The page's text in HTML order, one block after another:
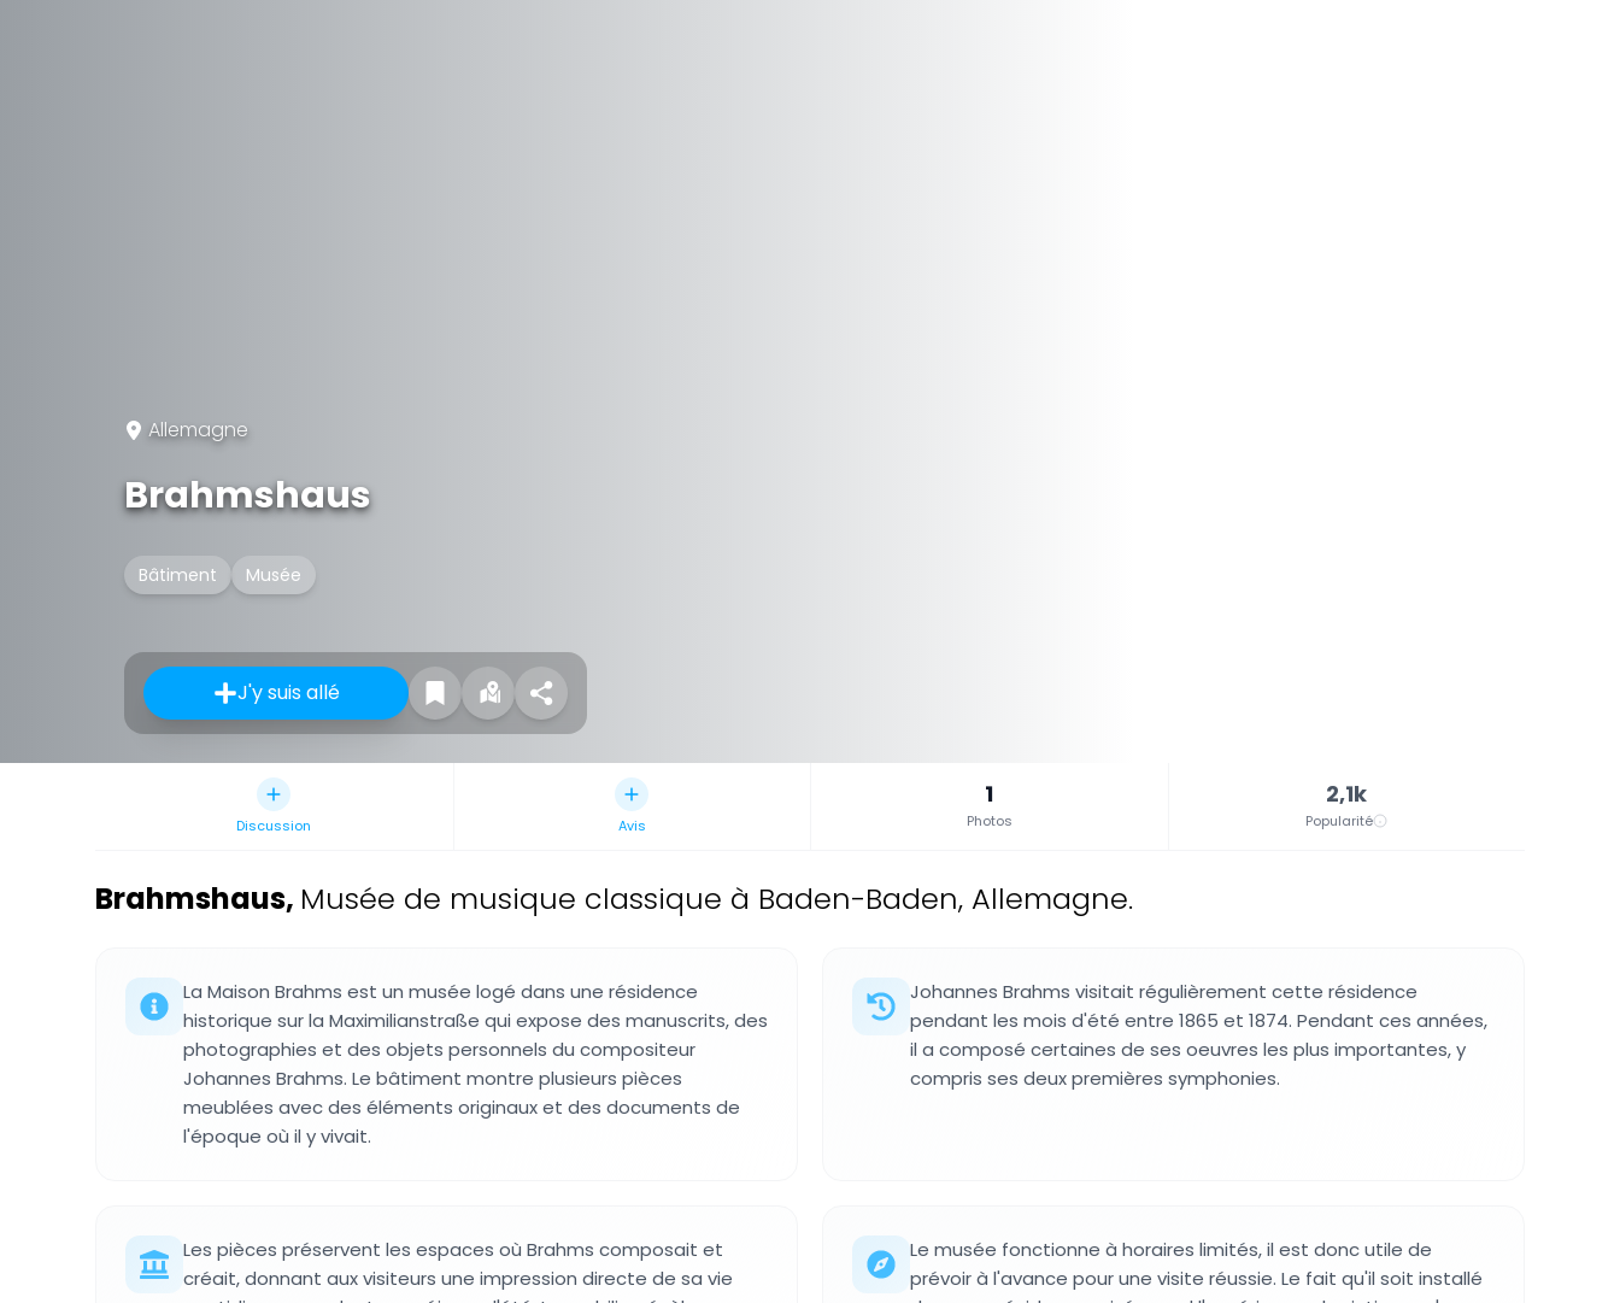
Allemagne
Brahmshaus
Bâtiment Musée
J'y suis allé
Discussion Avis
1
Photos
2,1k
Popularité
Brahmshaus, Musée de musique classique à Baden-Baden, Allemagne.
La Maison Brahms est un musée logé dans une résidence
historique sur la Maximilianstraße qui expose des manuscrits, des
photographies et des objets personnels du compositeur
Johannes Brahms. Le bâtiment montre plusieurs pièces
meublées avec des éléments originaux et des documents de
l'époque où il y vivait.
Johannes Brahms visitait régulièrement cette résidence
pendant les mois d'été entre 1865 et 1874. Pendant ces années,
il a composé certaines de ses oeuvres les plus importantes, y
compris ses deux premières symphonies.
Les pièces préservent les espaces où Brahms composait et
créait, donnant aux visiteurs une impression directe de sa vie
Le musée fonctionne à horaires limités, il est donc utile de
prévoir à l'avance pour une visite réussie. Le fait qu'il soit installé